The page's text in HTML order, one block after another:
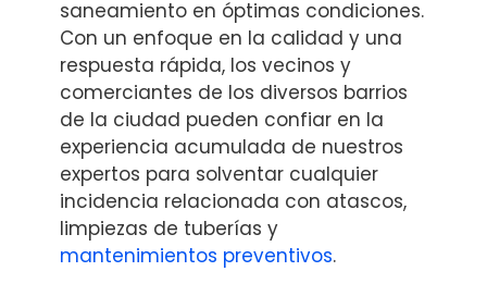
saneamiento en óptimas condiciones.
Con un enfoque en la calidad y una
respuesta rápida, los vecinos y
comerciantes de los diversos barrios
de la ciudad pueden confiar en la
experiencia acumulada de nuestros
expertos para solventar cualquier
incidencia relacionada con atascos,
limpiezas de tuberías y
mantenimientos preventivos.